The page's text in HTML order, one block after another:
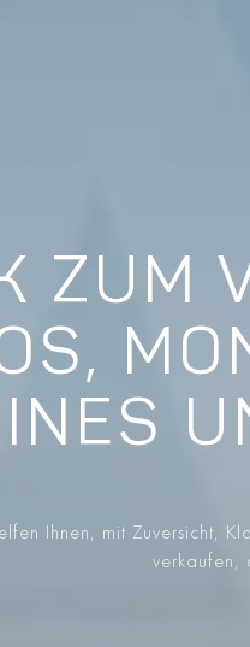
ZUM
Ihnen, mit Zuversicht,
verkaufen,